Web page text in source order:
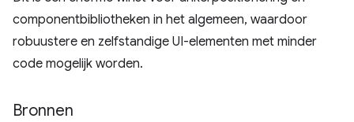
componentbibliotheken in het algemeen, waardoor
robuustere en zelfstandige UI-elementen met minder
code mogelijk worden.
Bronnen